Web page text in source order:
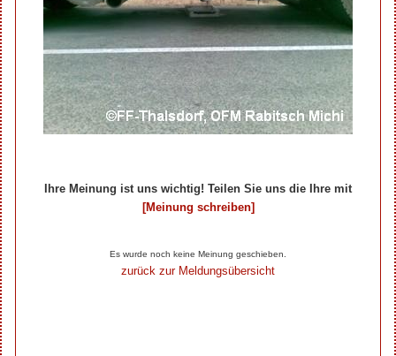
Ihre Meinung ist uns wichtig! Teilen Sie uns die Ihre mit
[Meinung schreiben]
Es wurde noch keine Meinung geschieben.
zurück zur Meldungsübersicht